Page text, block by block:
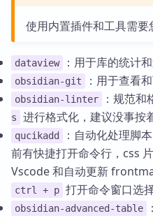
使用内置插件和工具需
dataview ：用于库的统计
obsidian-git ：用于查看
obsidian-linter ：规范
s
进行格式化，建议没事按
qucikadd
：自动化处理脚
前有快捷打开命令行，css
Vscode 和自动更新
ctrl + p 打开命令窗口选
obsidian-advanced-table